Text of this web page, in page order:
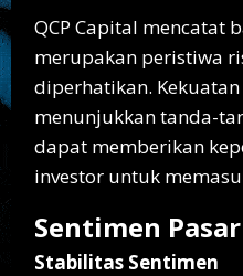
QCP Capital mencatat
merupakan peristiwa
diperhatikan. Kekuatan
menunjukkan tanda-
dapat memberikan
investor untuk
Sentimen
Stabilitas Sentimen